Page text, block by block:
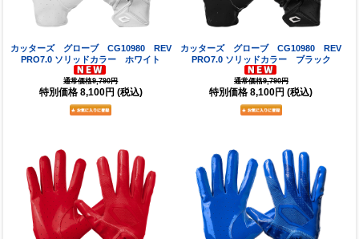
カッターズ グローブ CG10980 REV
PRO7.0 ソリッドカラー ホワイト
通常価格9,790円
特別価格 8,100円 (税込)
カッターズ グローブ CG10980 REV
PRO7.0 ソリッドカラー ブラック
通常価格9,790円
特別価格 8,100円 (税込)